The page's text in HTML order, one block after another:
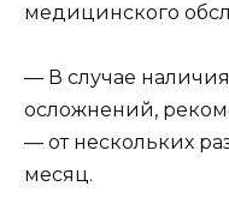
медицинского
— В случае
осложнений,
— от нескольких
месяц.